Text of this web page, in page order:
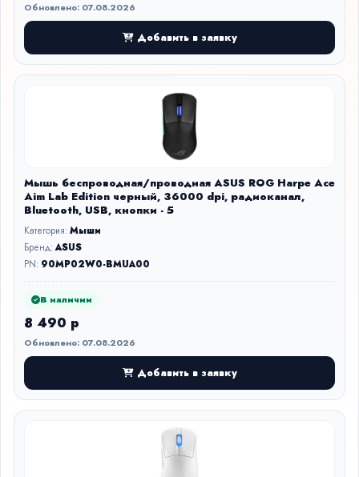
Обновлено: 07.08.2026
Добавить в заявку
Мышь беспроводная/проводная ASUS ROG Harpe Ace
Aim Lab Edition черный, 36000 dpi, радиоканал,
Bluetooth, USB, кнопки - 5
Категория:Мыши
Бренд:ASUS
PN: 90MP02W0-BMUA00
В наличии
8 490 р
Обновлено: 07.08.2026
Добавить в заявку